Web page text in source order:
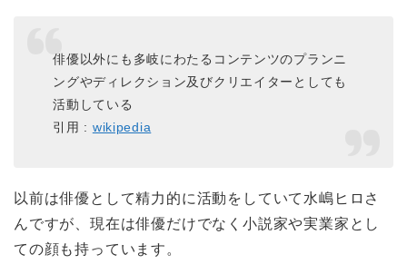
俳優以外にも多岐にわたるコンテンツのプランニ
ングやディレクション及びクリエイターとしても
活動している
引用 : wikipedia
以前は俳優として精力的に活動をしていて水嶋ヒロさ
んですが、現在は俳優だけでなく小説家や実業家とし
ての顔も持っています。